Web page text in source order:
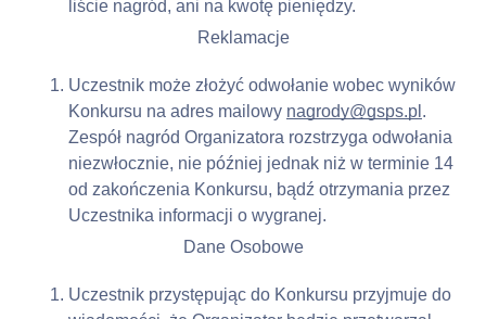
liście nagród, ani na kwotę pieniędzy.
Reklamacje
Uczestnik może złożyć odwołanie wobec wyników
Konkursu na adres mailowy nagrody@gsps.pl .
Zespół nagród Organizatora rozstrzyga odwołania
niezwłocznie, nie później jednak niż w terminie 14
od zakończenia Konkursu, bądź otrzymania przez
Uczestnika informacji o wygranej.
Dane Osobowe
Uczestnik przystępując do Konkursu przyjmuje do